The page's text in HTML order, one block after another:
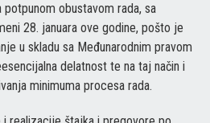
obustavom rada, sa
28. januara ove godine, pošto je
u skladu sa Međunarodnim pravom
delatnost te na taj način i
minimuma procesa rada.